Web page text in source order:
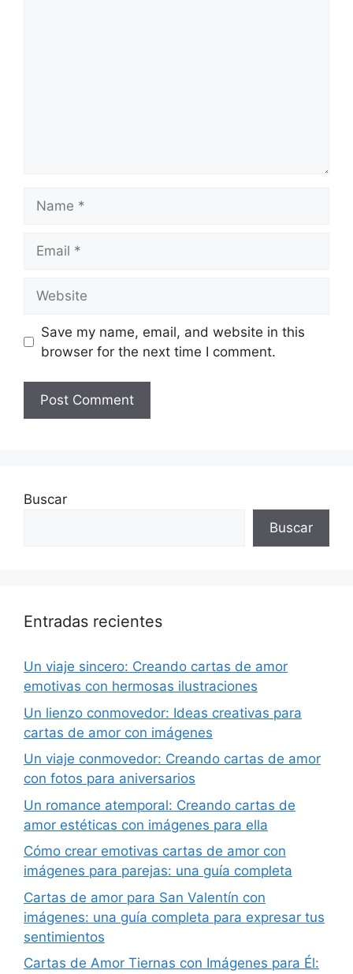
Save my name, email, and website in this
browser for the next time I comment.
Buscar
Buscar
Entradas recientes
Un viaje sincero: Creando cartas de amor
emotivas con hermosas ilustraciones
Un lienzo conmovedor: Ideas creativas para
cartas de amor con imágenes
Un viaje conmovedor: Creando cartas de amor
con fotos para aniversarios
Un romance atemporal: Creando cartas de
amor estéticas con imágenes para ella
Cómo crear emotivas cartas de amor con
imágenes para parejas: una guía completa
Cartas de amor para San Valentín con
imágenes: una guía completa para expresar tus
sentimientos
Cartas de Amor Tiernas con Imágenes para Él: